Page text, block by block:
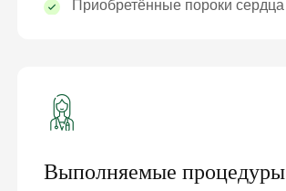
Приобретённые пороки сердца
Выполняемые процедуры